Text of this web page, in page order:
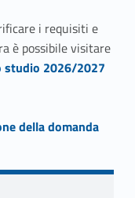
i requisiti e
è possibile visitare
studio 2026/2027
della domanda